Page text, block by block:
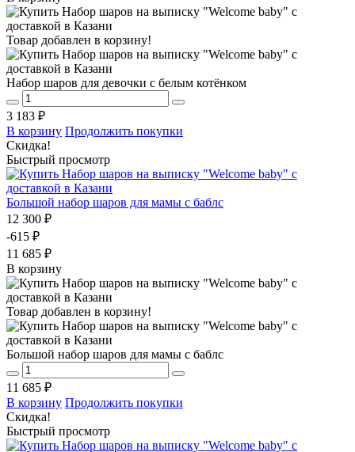
Товар добавлен в корзину!
Набор шаров для девочки с белым котёнком
3 183 ₽
В корзину Продолжить покупки
Скидка!
Быстрый просмотр
Большой набор шаров для мамы с баблс
12 300 ₽
-615 ₽
11 685 ₽
В корзину
Товар добавлен в корзину!
Большой набор шаров для мамы с баблс
11 685 ₽
В корзину Продолжить покупки
Скидка!
Быстрый просмотр